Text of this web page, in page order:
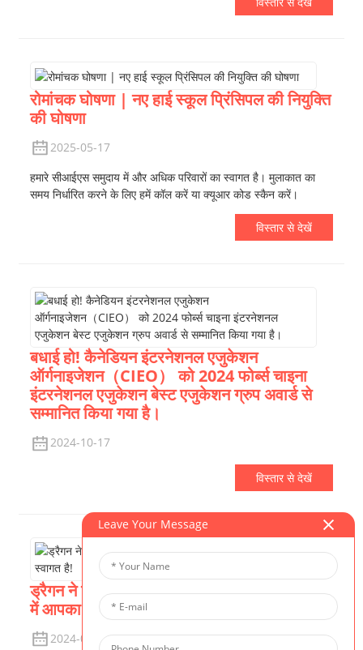
रोमांचक घोषणा | नए हाई स्कूल प्रिंसिपल की नियुक्ति
की घोषणा
2025-05-17
हमारे सीआईएस समुदाय में और अधिक परिवारों का स्वागत है। मुलाकात का
समय निर्धारित करने के लिए हमें कॉल करें या क्यूआर कोड स्कैन करें।
विस्तार से देखें
बधाई हो! कैनेडियन इंटरनेशनल एजुकेशन
ऑर्गनाइजेशन（CIEO） को 2024 फोर्ब्स चाइना
इंटरनेशनल एजुकेशन बेस्ट एजुकेशन ग्रुप अवार्ड से
सम्मानित किया गया है।
2024-10-17
विस्तार से देखें
ड्रैगन ने फिर से खोला स्कूल! सीआईएस स्प्रिंग क्लास
में आपका स्वागत है!
2024-02-29
Leave Your Message